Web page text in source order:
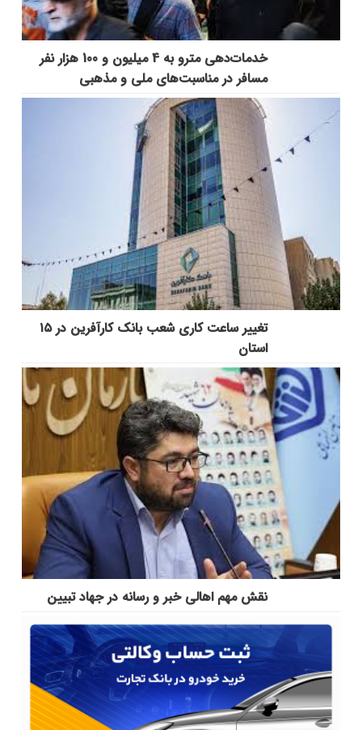
خدمات‌دهي مترو به 4 ميليون و 100 هزار نفر
مسافر در مناسبت‌هاي ملي و مذهبي
تغییر ساعت کاری شعب بانک کارآفرین در ۱۵
استان
نقش مهم اهالی خبر و رسانه در جهاد تبیین